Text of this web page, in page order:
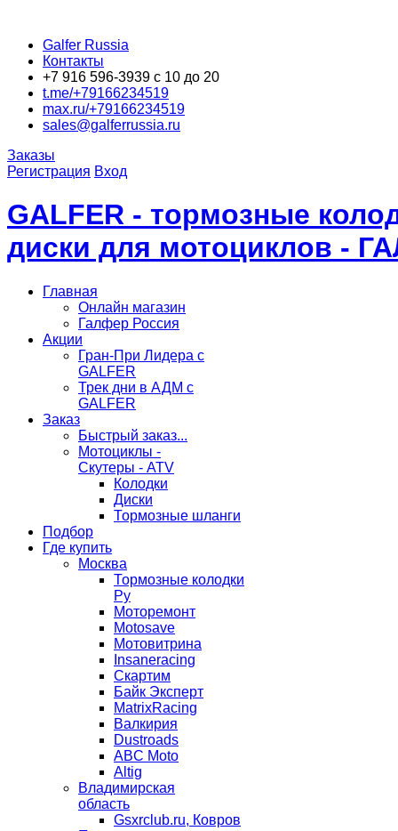
Galfer Russia
Контакты
+7 916 596-3939 с 10 до 20
t.me/+79166234519
max.ru/+79166234519
sales@galferrussia.ru
Заказы
Регистрация Вход
GALFER - тормозные
диски для мотоциклов -
Главная
Онлайн магазин
Галфер Россия
Акции
Гран-При Лидера c
GALFER
Трек дни в АДМ с
GALFER
Заказ
Быстрый заказ...
Мотоциклы -
Скутеры - ATV
Колодки
Диски
Тормозные шланги
Подбор
Где купить
Москва
Тормозные колодки
Ру
Моторемонт
Motosave
Мотовитрина
Insaneracing
Скартим
Байк Эксперт
MatrixRacing
Валкирия
Dustroads
ABC Moto
Altig
Владимирская
область
Gsxrclub.ru, Ковров